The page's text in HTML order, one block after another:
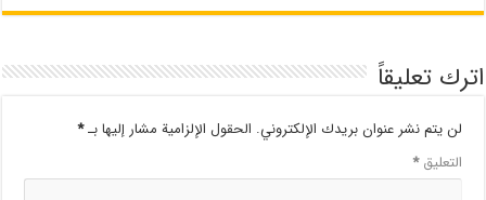
اترك تعليقاً
لن يتم نشر عنوان بريدك الإلكتروني. الحقول الإلزامية مشار إليها بـ*
التعليق*